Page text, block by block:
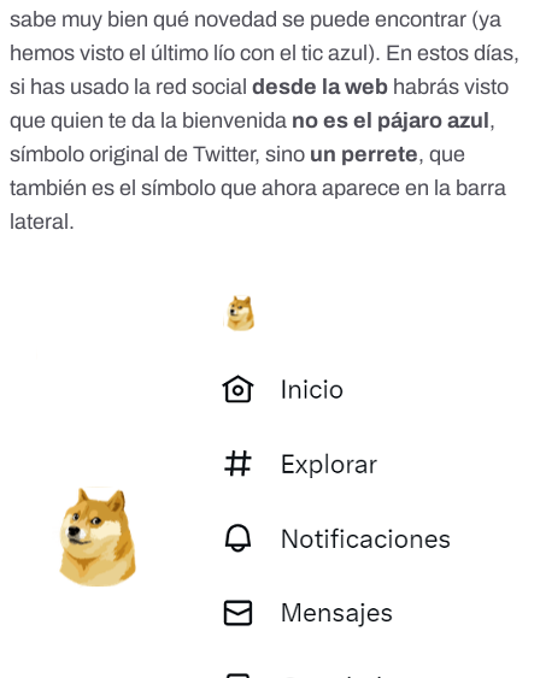
sabe muy bien qué novedad se puede encontrar (ya
hemos visto el último lío con el tic azul ). En estos días,
si has usado la red social desde la web habrás visto
que quien te da la bienvenida no es el pájaro azul ,
símbolo original de Twitter, sino un perrete, que
también es el símbolo que ahora aparece en la barra
lateral.